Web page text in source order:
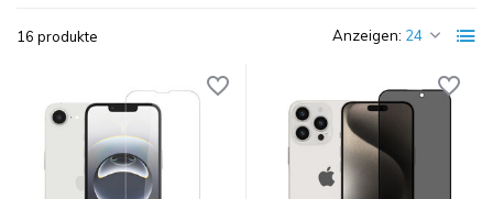
16 produkte Anzeigen: